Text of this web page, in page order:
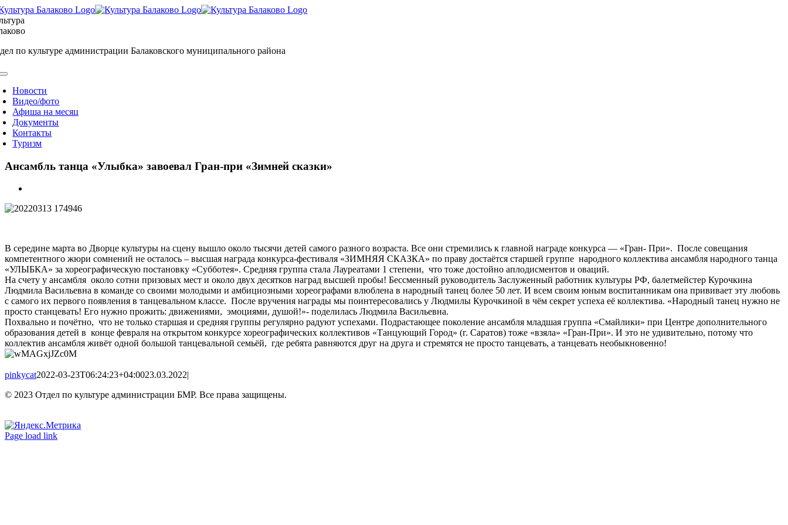
Skip
to
content
по культуре администрации Балаковского муниципального района
Новости
Видео/фото
Афиша на месяц
Документы
Контакты
Туризм
Ансамбль танца «Улыбка» завоевал Гран-при «Зимней сказки»
Image
В середине марта во Дворце культуры на сцену вышло около тысячи детей самого разного возраста. Все они стремились к главной награде конкурса — «Гран- При». После совещания
компетентного жюри сомнений не осталось – высшая награда конкурса-фестиваля «ЗИМНЯЯ СКАЗКА» по праву достаётся старшей группе народного коллектива ансамбля народного танца
«УЛЫБКА» за хореографическую постановку «Субботея». Средняя группа стала Лауреатами 1 степени, что тоже достойно аплодисментов и оваций.
На счету у ансамбля около сотни призовых мест и около двух десятков наград высшей пробы! Бессменный руководитель Заслуженный работник культуры РФ, балетмейстер Курочкина
Людмила Васильевна в команде со своими молодыми и амбициозными хореографами влюблена в народный танец более 50 лет. И всем своим юным воспитанникам она прививает эту любовь
с самого их первого появления в танцевальном классе. После вручения награды мы поинтересовались у Людмилы Курочкиной в чём секрет успеха её коллектива. «Народный танец нужно не
просто станцевать! Его нужно прожить: движениями, эмоциями, душой!»- поделилась Людмила Васильевна.
Похвально и почётно, что не только старшая и средняя группы регулярно радуют успехами. Подрастающее поколение ансамбля младшая группа «Смайлики» при Центре дополнительного
образования детей в конце февраля на открытом конкурсе хореографических коллективов «Танцующий Город» (г. Саратов) тоже «взяла» «Гран-При». И это не удивительно, потому что
коллектив ансамбля живёт одной большой танцевальной семьёй, где ребята равняются друг на друга и стремятся не просто танцевать, а танцевать необыкновенно!
pinkycat2022-03-23T06:24:23+04:0023.03.2022|
© 2023 Отдел по культуре администрации БМР. Все права защищены.
Вконтакте
Одноклассники
Page load link